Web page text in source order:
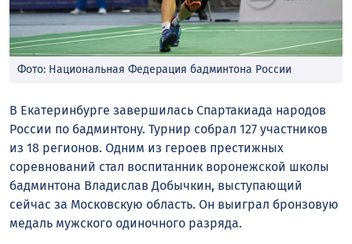
Фото: Национальная Федерация бадминтона России
В Екатеринбурге завершилась Спартакиада народов
России по бадминтону. Турнир собрал 127 участников
из 18 регионов. Одним из героев престижных
соревнований стал воспитанник воронежской школы
бадминтона Владислав Добычкин, выступающий
сейчас за Московскую область. Он выиграл бронзовую
медаль мужского одиночного разряда.